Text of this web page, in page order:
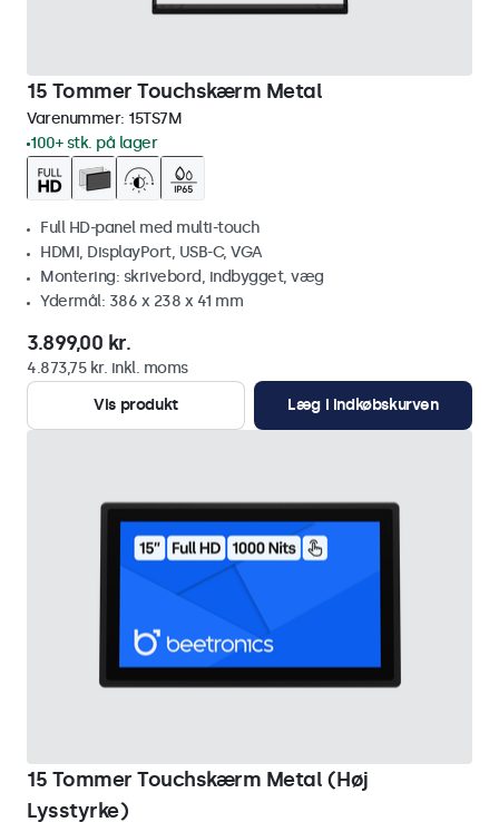
15 Tommer Touchskærm Metal
Varenummer: 15TS7M
100+ stk. på lager
Full HD-panel med multi-touch
HDMI, DisplayPort, USB-C, VGA
Montering: skrivebord, indbygget, væg
Ydermål: 386 x 238 x 41 mm
3.899,00 kr.
4.873,75 kr. inkl. moms
Vis produkt
Læg i indkøbskurven
15 Tommer Touchskærm Metal (Høj
Lysstyrke)